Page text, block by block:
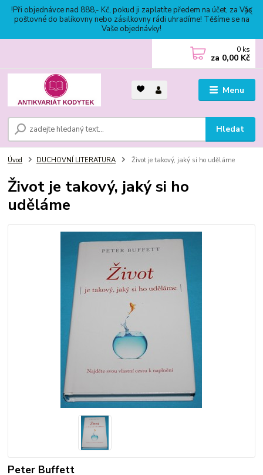
!Při objednávce nad 888,- Kč, pokud ji zaplatíte předem na účet, za Vás
poštovné do balíkovny nebo zásilkovny rádi uhradíme! Těšíme se na
Vaše objednávky!
Menu
Hledat
0 ks
za 0,00 Kč
Úvod DUCHOVNÍ LITERATURA Život je takový, jaký si ho uděláme
Život je takový, jaký si ho
uděláme
Peter Buffett